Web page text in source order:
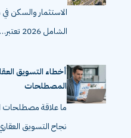
الاستثمار والسكن
الشامل 2026 تعتبر…
أخطاء التسويق
المصطلحات
ما علاقة مصطلحات
نجاح التسويق